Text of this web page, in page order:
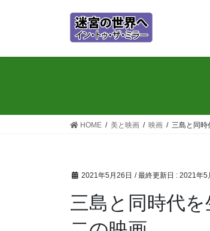
HOME 美と映画 映画 三島と同時
2021年5月26日 / 最終更新日 : 2021年5
三島と同時代